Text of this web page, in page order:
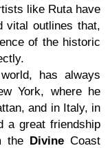
like Ruta have
vital outlines that,
of the historic
has always
York, where he
and in Italy, in
a great friendship
the Divine Coast